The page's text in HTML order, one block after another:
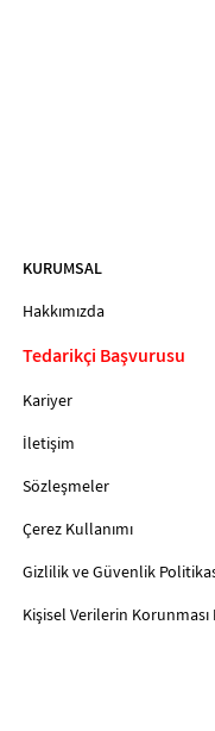
KURUMSAL
Hakkımızda
Tedarikçi Başvurusu
Kariyer
İletişim
Sözleşmeler
Çerez Kullanımı
Gizlilik ve Güvenlik
Kişisel Verilerin